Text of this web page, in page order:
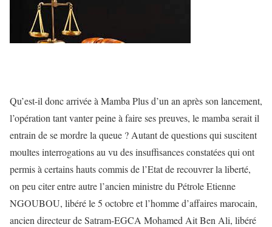
Qu’est-il donc arrivée à Mamba Plus d’un an après son lancement,
l’opération tant vanter peine à faire ses preuves, le mamba serait il
entrain de se mordre la queue ? Autant de questions qui suscitent
moultes interrogations au vu des insuffisances constatées qui ont
permis à certains hauts commis de l’Etat de recouvrer la liberté,
on peu citer entre autre l’ancien ministre du Pétrole Etienne
NGOUBOU, libéré le 5 octobre et l’homme d’affaires marocain,
ancien directeur de Satram-EGCA Mohamed Ait Ben Ali, libéré